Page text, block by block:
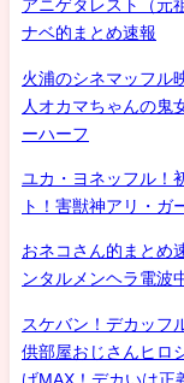
アニゲタレスト（元
ナベ的まとめ速報
火浦のシネマッフル
人オカマちゃんの鬼
ーハーフ
ユカ・ヨネッフル！
ト！害獣神アリ・ガ
おネコさん的まとめ
ンタルメンヘラ電波
スケバン！デカッフ
供部屋おじさんヒロ
げMAX！デカいは正